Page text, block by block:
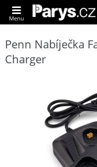
Menu
Penn Nabíječka
Charger